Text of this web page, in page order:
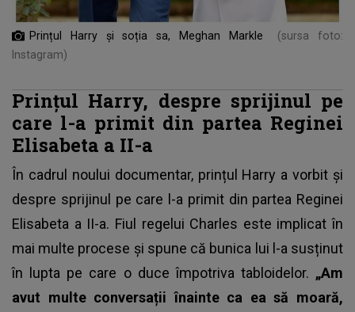
Prințul Harry și soția sa, Meghan Markle
(sursa foto:
Instagram)
Prințul Harry, despre sprijinul pe
care l-a primit din partea Reginei
Elisabeta a II-a
În cadrul noului documentar, prințul Harry a vorbit și
despre sprijinul pe care l-a primit din partea Reginei
Elisabeta a II-a. Fiul regelui Charles este implicat în
mai multe procese și spune că bunica lui l-a susținut
în lupta pe care o duce împotriva tabloidelor. „Am
avut multe conversații înainte ca ea să moară,